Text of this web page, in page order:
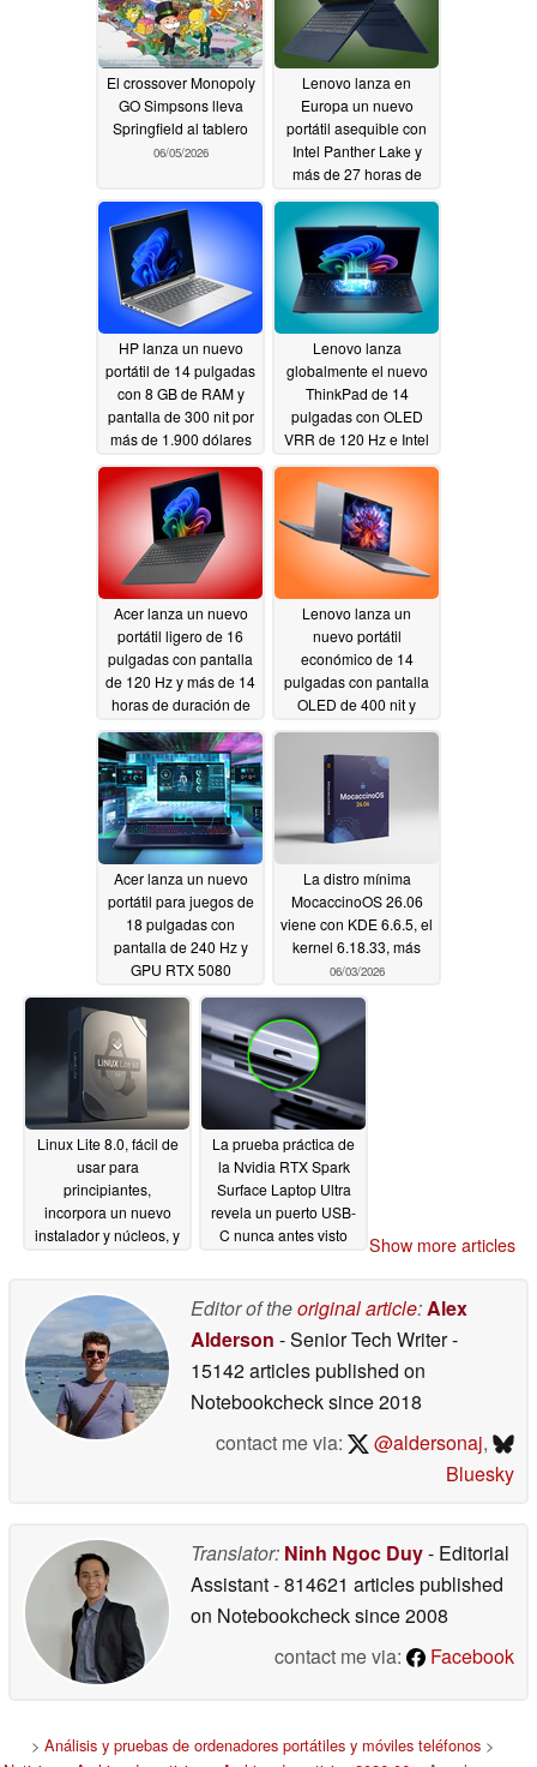
El crossover Monopoly
GO Simpsons lleva
Springfield al tablero
06/05/2026
Lenovo lanza en
Europa un nuevo
portátil asequible con
Intel Panther Lake y
más de 27 horas de
06/04/2026
HP lanza un nuevo
portátil de 14 pulgadas
con 8 GB de RAM y
pantalla de 300 nit por
más de 1.900 dólares
06/04/2026
Lenovo lanza
globalmente el nuevo
ThinkPad de 14
pulgadas con OLED
VRR de 120 Hz e Intel
06/04/2026
Acer lanza un nuevo
portátil ligero de 16
pulgadas con pantalla
de 120 Hz y más de 14
horas de duración de
06/04/2026
Lenovo lanza un
nuevo portátil
económico de 14
pulgadas con pantalla
OLED de 400 nit y
06/04/2026
Acer lanza un nuevo
portátil para juegos de
18 pulgadas con
pantalla de 240 Hz y
GPU RTX 5080
06/04/2026
La distro mínima
MocaccinoOS 26.06
viene con KDE 6.6.5, el
kernel 6.18.33, más
06/03/2026
Linux Lite 8.0, fácil de
usar para
principiantes,
incorpora un nuevo
instalador y núcleos, y
La prueba práctica de
la Nvidia RTX Spark
Surface Laptop Ultra
revela un puerto USB-
C nunca antes visto
Show more articles
Editor of theoriginal article:Alex
Alderson - Senior Tech Writer-
15142 articles published on
Notebookchecksince 2018
contact me via:
@aldersonaj,
Bluesky
Translator: Ninh Ngoc Duy- Editorial
Assistant- 814621 articles published
on Notebookchecksince 2008
contact me via:
Facebook
> Análisis y pruebas de ordenadores portátiles y móviles teléfonos >